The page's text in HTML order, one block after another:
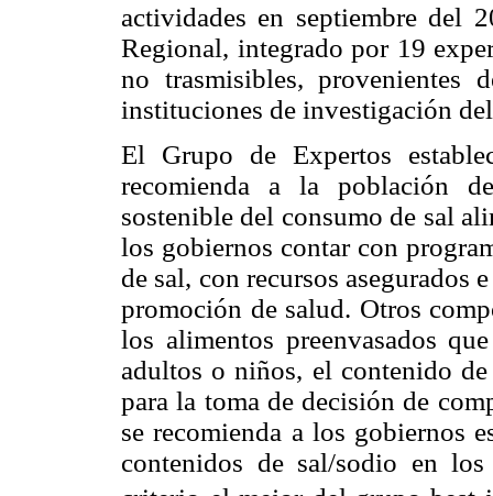
actividades en septiembre del
Regional, integrado por 19
no trasmisibles, provenientes
instituciones de investigación
El Grupo de Expertos
recomienda a la población
sostenible del consumo de sal
los gobiernos contar con
de sal, con recursos asegurados
promoción de salud. Otros
los alimentos preenvasados
adultos o niños, el contenido
para la toma de decisión de
se recomienda a los gobiernos
contenidos de sal/sodio en